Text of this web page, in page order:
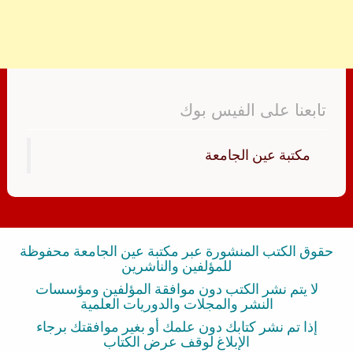
تابعنا على الفيس بوك
‏مكتبة عين الجامعة‏
حقوق الكتب المنشورة عبر مكتبة عين الجامعة محفوظة
للمؤلفين والناشرين
لا يتم نشر الكتب دون موافقة المؤلفين ومؤسسات
النشر والمجلات والدوريات العلمية
إذا تم نشر كتابك دون علمك أو بغير موافقتك برجاء
الإبلاغ لوقف عرض الكتاب